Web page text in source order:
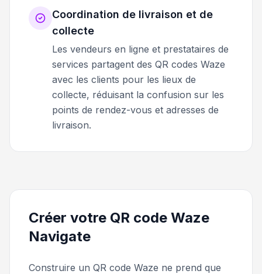
Coordination de livraison et de
collecte
Les vendeurs en ligne et prestataires de
services partagent des QR codes Waze
avec les clients pour les lieux de
collecte, réduisant la confusion sur les
points de rendez-vous et adresses de
livraison.
Créer votre QR code Waze
Navigate
Construire un QR code Waze ne prend que